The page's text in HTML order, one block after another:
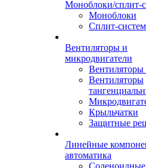
Моноблоки/сплит-
Моноблоки
Сплит-
Вентиляторы и
микродвигатели
Вентиляторы
Вентиляторы
Крыльчатки
Защитные
Линейные
автоматика